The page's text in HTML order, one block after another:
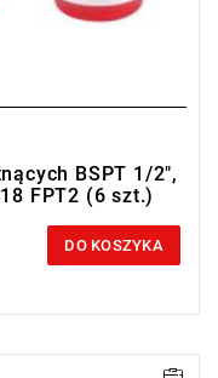
BSPT 1/2",
FPT2 (6 szt.)
DO KOSZYKA